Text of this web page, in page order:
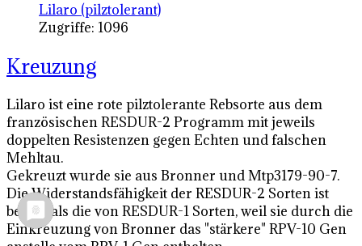
Lilaro (pilztolerant)
Zugriffe: 1096
Kreuzung
Lilaro ist eine rote pilztolerante Rebsorte aus dem
französischen RESDUR-2 Programm mit jeweils
doppelten Resistenzen gegen Echten und falschen
Mehltau.
Gekreuzt wurde sie aus Bronner und Mtp3179-90-7.
Die Widerstandsfähigkeit der RESDUR-2 Sorten ist
besser als die von RESDUR-1 Sorten, weil sie durch die
Einkreuzung von Bronner das "stärkere" RPV-10 Gen